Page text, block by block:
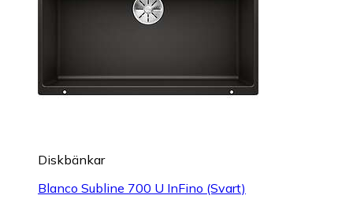
Diskbänkar
Blanco Subline 700 U InFino (Svart)